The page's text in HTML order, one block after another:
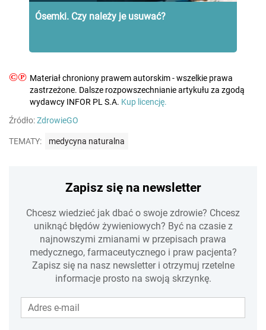
Ósemki. Czy należy je usuwać?
©℗ Materiał chroniony prawem autorskim - wszelkie prawa
zastrzeżone. Dalsze rozpowszechnianie artykułu za zgodą
wydawcy INFOR PL S.A. Kup licencję.
Źródło:ZdrowieGO
TEMATY: medycyna naturalna
Zapisz się na newsletter
Chcesz wiedzieć jak dbać o swoje zdrowie? Chcesz
uniknąć błędów żywieniowych? Być na czasie z
najnowszymi zmianami w przepisach prawa
medycznego, farmaceutycznego i praw pacjenta?
Zapisz się na nasz newsletter i otrzymuj rzetelne
informacje prosto na swoją skrzynkę.